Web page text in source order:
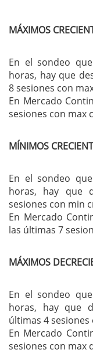
MÁXIMOS
En el sondeo
horas, hay que
8 sesiones con
En Mercado
sesiones con max
MÍNIMOS
En el sondeo
horas, hay que
sesiones con min
En Mercado
las últimas 7
MÁXIMOS
En el sondeo
horas, hay que
últimas 4
En Mercado
sesiones con max